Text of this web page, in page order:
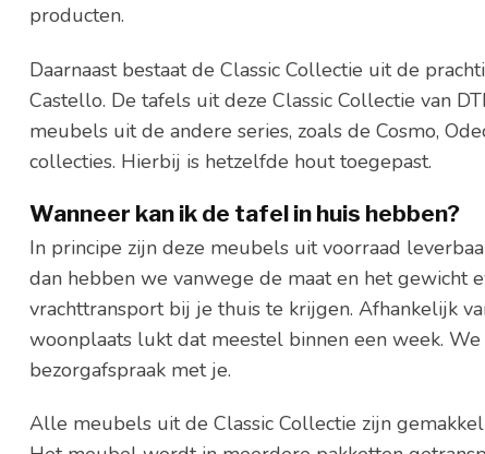
producten.
Daarnaast bestaat de Classic Collectie uit de
Castello. De tafels uit deze Classic Collectie van
meubels uit de andere series, zoals de Cosmo,
collecties. Hierbij is hetzelfde hout toegepast.
Wanneer kan ik de tafel in huis hebben?
In principe zijn deze meubels uit voorraad
dan hebben we vanwege de maat en het gewicht
vrachttransport bij je thuis te krijgen. Afhankelijk
woonplaats lukt dat meestel binnen een week.
bezorgafspraak met je.
Alle meubels uit de Classic Collectie zijn